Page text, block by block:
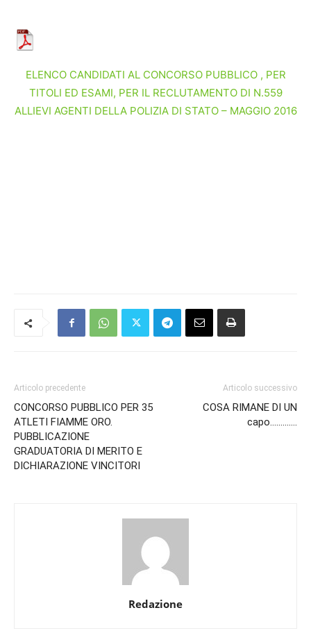
ELENCO CANDIDATI AL CONCORSO PUBBLICO , PER
TITOLI ED ESAMI, PER IL RECLUTAMENTO DI N.559
ALLIEVI AGENTI DELLA POLIZIA DI STATO – MAGGIO 2016
Articolo precedente
CONCORSO PUBBLICO PER 35
ATLETI FIAMME ORO.
PUBBLICAZIONE
GRADUATORIA DI MERITO E
DICHIARAZIONE VINCITORI
Articolo successivo
COSA RIMANE DI UN
capo………….
Redazione